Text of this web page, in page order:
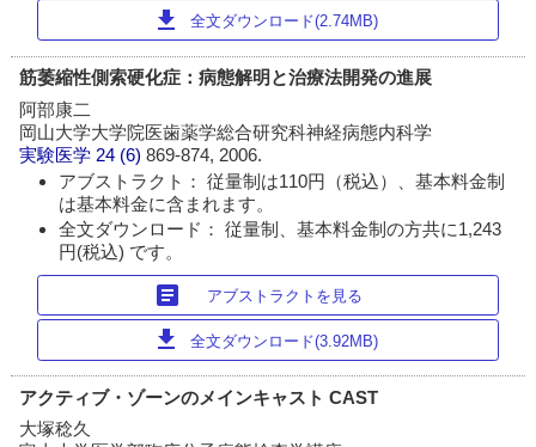
download 全文ダウンロード(2.74MB)
筋萎縮性側索硬化症：病態解明と治療法開発の進展
阿部康二
岡山大学大学院医歯薬学総合研究科神経病態内科学
実験医学 24 (6)869-874, 2006.
アブストラクト： 従量制は110円（税込）、基本料金制
は基本料金に含まれます。
全文ダウンロード： 従量制、基本料金制の方共に1,243
円(税込) です。
article アブストラクトを見る
download 全文ダウンロード(3.92MB)
アクティブ・ゾーンのメインキャスト CAST
大塚稔久